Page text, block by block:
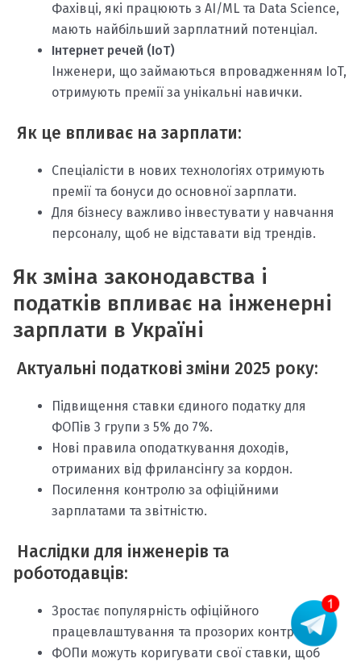
Фахівці, які працюють з AI/ML та Data Science,
мають найбільший зарплатний потенціал.
Інтернет речей (IoT)
Інженери, що займаються впровадженням IoT,
отримують премії за унікальні навички.
Як це впливає на зарплати:
Спеціалісти в нових технологіях отримують
премії та бонуси до основної зарплати.
Для бізнесу важливо інвестувати у навчання
персоналу, щоб не відставати від трендів.
Як зміна законодавства і
податків впливає на інженерні
зарплати в Україні
Актуальні податкові зміни 2025 року:
Підвищення ставки єдиного податку для
ФОПів 3 групи з 5% до 7%.
Нові правила оподаткування доходів,
отриманих від фрилансінгу за кордон.
Посилення контролю за офіційними
зарплатами та звітністю.
Наслідки для інженерів та
роботодавців:
Зростає популярність офіційного
працевлаштування та прозорих контрактів.
ФОПи можуть коригувати свої ставки, щоб